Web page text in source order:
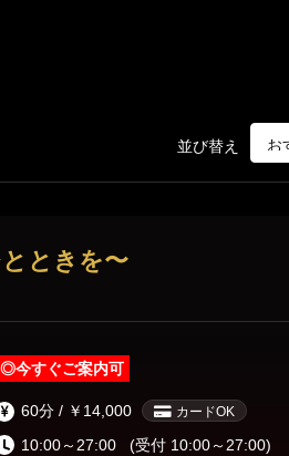
並び替え
ときを〜
◎今すぐご案内可
60分 / ￥14,000 カードOK
10:00～27:00
(受付 10:00～27:00)